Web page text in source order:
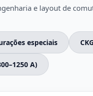
e layout de
especiais
A)